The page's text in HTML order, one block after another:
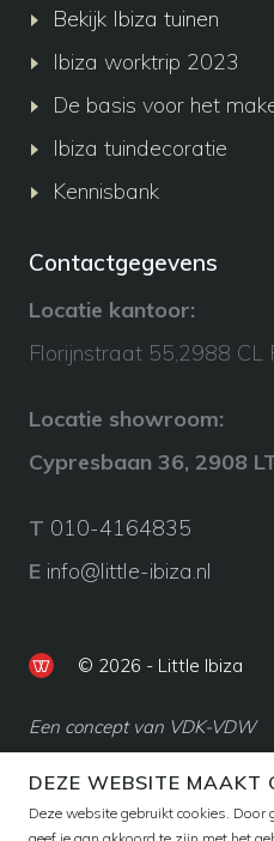
Bekijk Ibiza tuinen
Ibiza worktrip 2023
De basis voor het
Ibiza tuindecoratie
Kennisbank
Contactgegevens
Locatie kantoor:
Florijnstraat 55,2988 CL
Locatie showroom:
Cypresbaan 36, 2908
T 010-4164835
E info@little-ibiza.nl
© 2026 - Little Ibiza
Een concept van VDK-VDW
DEZE WEBSITE MAAKT
Deze website gebruikt cookies. Door